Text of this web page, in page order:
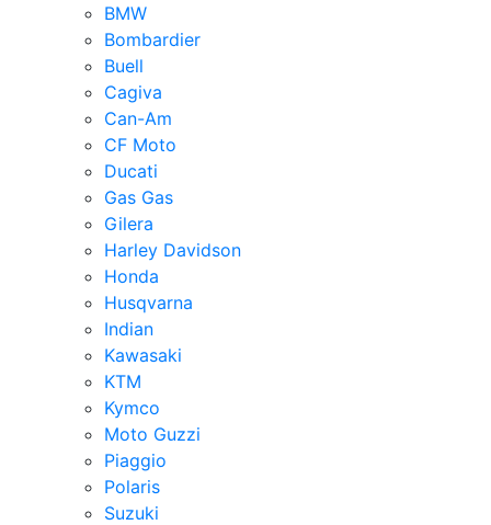
BMW
Bombardier
Buell
Cagiva
Can-Am
CF Moto
Ducati
Gas Gas
Gilera
Harley Davidson
Honda
Husqvarna
Indian
Kawasaki
KTM
Kymco
Moto Guzzi
Piaggio
Polaris
Suzuki